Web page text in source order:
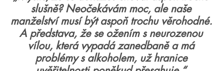
slušně? Neočekávám moc, ale naše
manželství musí být aspoň trochu věrohodné.
A představa, že se ožením s neurozenou
vílou, která vypadá zanedbaně a má
problémy s alkoholem, už hranice